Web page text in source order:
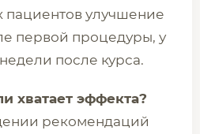
пациентов улучшение
первой процедуры, у
после курса.
хватает эффекта?
рекомендаций